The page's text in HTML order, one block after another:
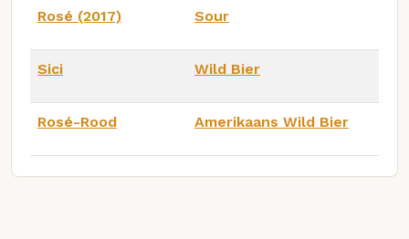
Rosé (2017) Sour
Sici Wild Bier
Rosé-Rood Amerikaans Wild Bier